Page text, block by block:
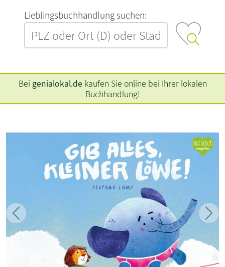
L‍i‍e‍b‍l‍i‍n‍g‍s‍b‍u‍c‍h‍h‍a‍n‍d‍l‍u‍n‍g‍ ‍s‍u‍c‍h‍e‍n‍:‍
Bei genialokal.de kaufen Sie online bei Ihrer lokalen
Buchhandlung!
Zurück